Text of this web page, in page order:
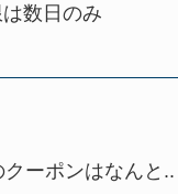
数日のみ
ーポンはなんと..